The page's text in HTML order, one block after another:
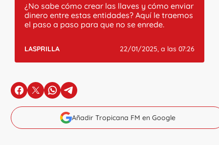
¿No sabe cómo crear las llaves y cómo enviar
dinero entre estas entidades? Aquí le traemos
el paso a paso para que no se enrede.
LASPRILLA 22/01/2025, a las 07:26
en Facebook
en Xen Whatsapp
en Telegram
Añadir Tropicana FM en Google